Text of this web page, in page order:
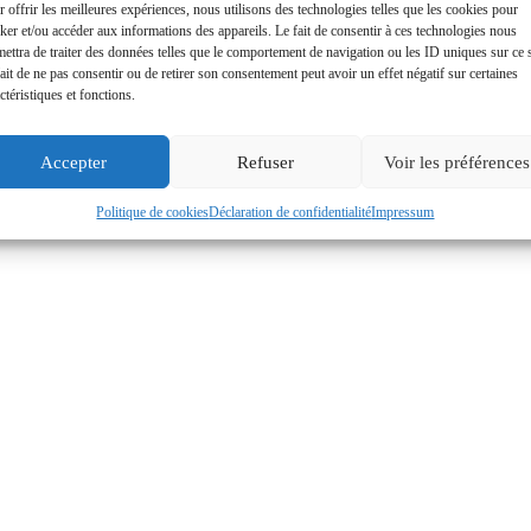
offrir les meilleures expériences, nous utilisons des technologies telles que les cookies pour
et/ou accéder aux informations des appareils. Le fait de consentir à ces technologies nous
de traiter des données telles que le comportement de navigation ou les ID uniques sur ce
de ne pas consentir ou de retirer son consentement peut avoir un effet négatif sur certaines
et fonctions.
Accepter Refuser Voir les préférences
Politique de cookiesDéclaration de confidentialitéImpressum